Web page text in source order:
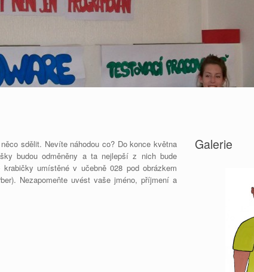
sdělit. Nevíte náhodou co? Do konce května
budou odměněny a ta nejlepší z nich bude
umístěné v učebně 028 pod obrázkem
Nezapomeňte uvést vaše jméno, příjmení a
Galerie